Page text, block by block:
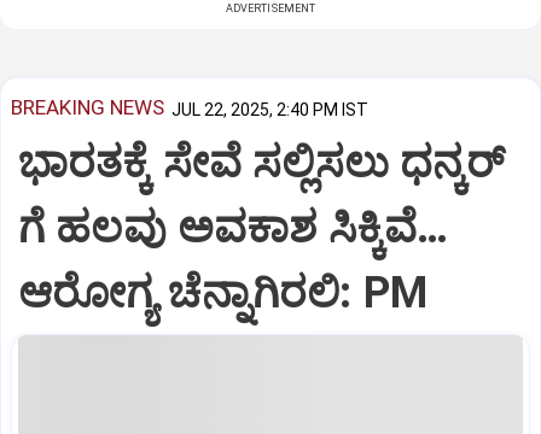
ADVERTISEMENT
BREAKING NEWS JUL 22, 2025, 2:40 PM IST
ಭಾರತಕ್ಕೆ ಸೇವೆ ಸಲ್ಲಿಸಲು ಧನ್ಕರ್‌
ಗೆ ಹಲವು ಅವಕಾಶ ಸಿಕ್ಕಿವೆ…
ಆರೋಗ್ಯ ಚೆನ್ನಾಗಿರಲಿ: PM